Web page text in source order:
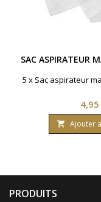
SAC ASPIRATEUR
5 x Sac aspirateur
Prix
 Ajouter
PRODUITS